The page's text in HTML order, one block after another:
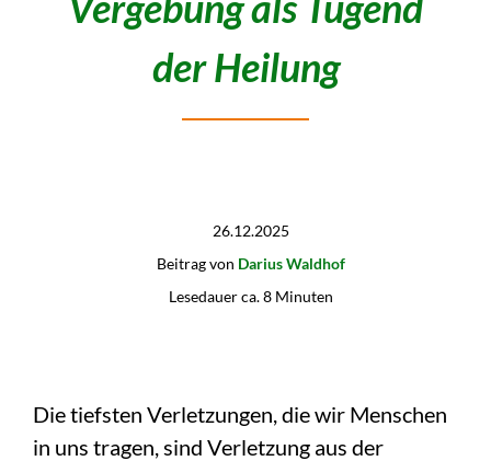
der Heilung
26.12.2025
Beitrag von Darius Waldhof
Lesedauer ca. 8 Minuten
Die tiefsten Verletzungen, die wir Menschen
in uns tragen, sind Verletzung aus der